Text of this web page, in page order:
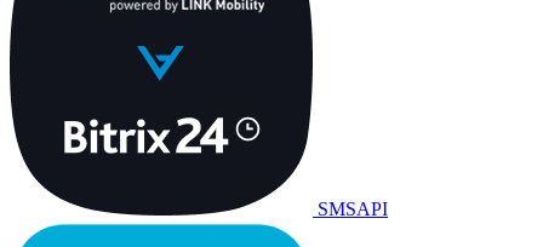
SMSAPI